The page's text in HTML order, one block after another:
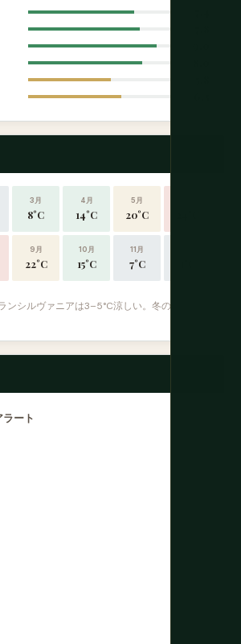
3月
8°C
4月
14°C
5月
20°C
9月
22°C
10月
15°C
11月
7°C
ンシルヴァニアは3–5°C涼しい。冬の山ははる
ート